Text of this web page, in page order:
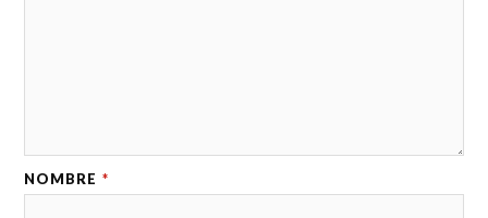
NOMBRE *